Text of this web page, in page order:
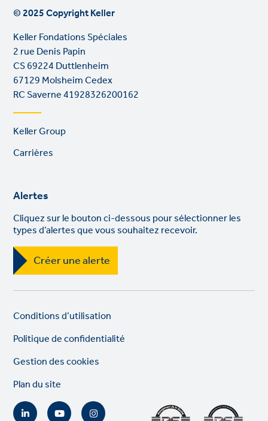
© 2025 Copyright Keller
Keller Fondations Spéciales
2 rue Denis Papin
CS 69224 Duttlenheim
67129 Molsheim Cedex
RC Saverne 41928326200162
Footer
Keller Group
Carrières
Alertes
Cliquez sur le bouton ci-dessous pour sélectionner les
types d’alertes que vous souhaitez recevoir.
Créer une alerte
Legal
links
Conditions d’utilisation
Politique de confidentialité
Gestion des cookies
Plan du site